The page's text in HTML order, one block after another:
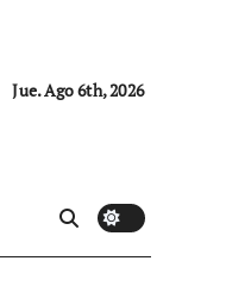
Jue. Ago 6th, 2026